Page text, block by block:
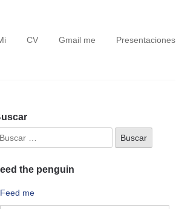
CV Gmail me Presentaciones
the penguin
Feed me